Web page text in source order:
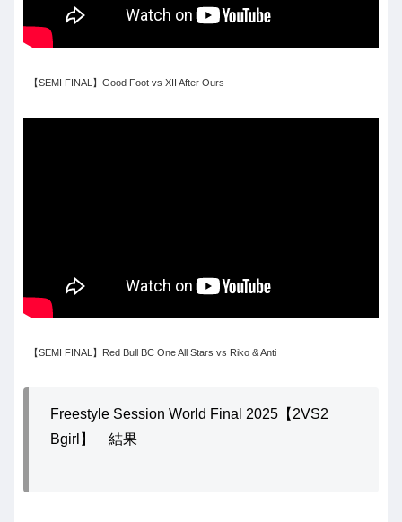
【SEMI FINAL】Good Foot vs XII After Ours
【SEMI FINAL】Red Bull BC One All Stars vs Riko & Anti
Freestyle Session World Final 2025【2VS2
Bgirl】 結果